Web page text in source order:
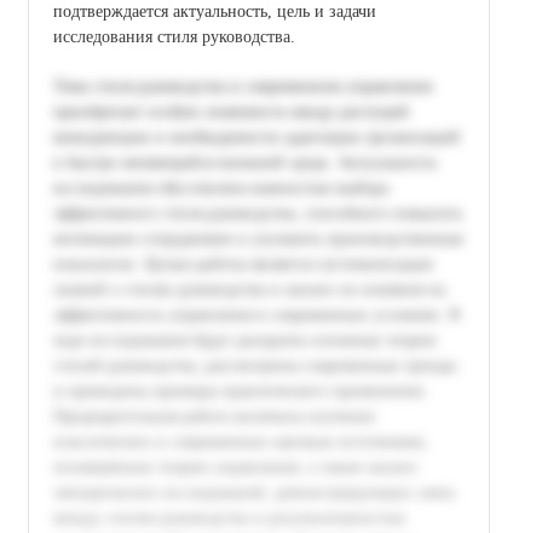
подтверждается актуальность, цель и задачи
исследования стиля руководства.